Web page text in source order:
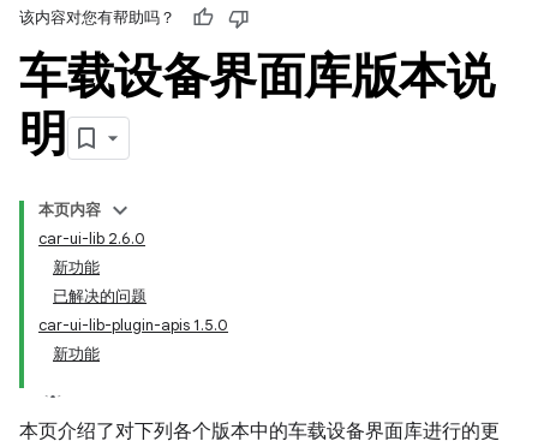
该内容对您有帮助吗？
车载设备界面库版本说
明
本页内容
car-ui-lib 2.6.0
新功能
已解决的问题
car-ui-lib-plugin-apis 1.5.0
新功能
本页介绍了对下列各个版本中的车载设备界面库进行的更